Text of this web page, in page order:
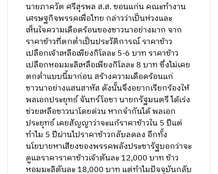
นายภาควัต ศรีสุรพล ส.ส. ขอนแก่น คณะทำงาน
เศรษฐกิจพรรคเพื่อไทย กล่าวว่าเป็นห่วงและ
เห็นใจความเดือดร้อนของชาวนาอย่างมาก จาก
ราคาข้าวที่ตกต่ำเป็นประวัติการณ์ ราคาข้าว
เปลือกเจ้าเหลือเพียงกิโลละ 5-6 บาท ราคาข้าว
เปลือกหอมมะลิเหลือเพียงกิโลละ 8 บาท ซึ่งไม่เคย
ตกต่ำแบบนี้มาก่อน สร้างความเดือดร้อนแก่
ชาวนาอย่างแสนสาหัส ดังนั้นจึงอยากเรียกร้องให้
พลเอกประยุทธ์ จันทร์โอชา นายกรัฐมนตรี ได้เร่ง
ช่วยเหลือชาวนาโดยด่วน หากจำกันได้ พลเอก
ประยุทธ์ เคยสัญญาว่าจะแก้ราคาข้าวใน 5 ปีแต่
ทำไม 5 ปีผ่านไปราคาข้าวกลับลดลง อีกทั้ง
นโยบายหาเสียงของพรรคพลังประชารัฐบอกว่าจะ
ดูแลราคาราคาข้าวเจ้าตันละ 12,000 บาท ข้าว
หอมมะลิตันละ 18,000 บาท แต่ทำไมปัจจุบันกลับ